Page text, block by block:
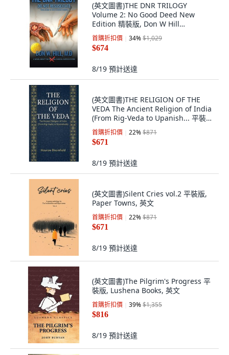
(英文圖書)THE DNR TRILOGY
Volume 2: No Good Deed New
Edition 精裝版, Don W Hill
Publishing, 英文
首購折扣價 34%$1,029
$674
8/19 預計送達
(英文圖書)THE RELIGION OF THE
VEDA The Ancient Religion of India
(From Rig-Veda to Upanish... 平裝
版, Tamilnadu Bookhouse, 英文
首購折扣價 22%$871
$671
8/19 預計送達
(英文圖書)Silent Cries vol.2 平裝版,
Paper Towns, 英文
首購折扣價 22%$871
$671
8/19 預計送達
(英文圖書)The Pilgrim's Progress 平
裝版, Lushena Books, 英文
首購折扣價 39%$1,355
$816
8/19 預計送達